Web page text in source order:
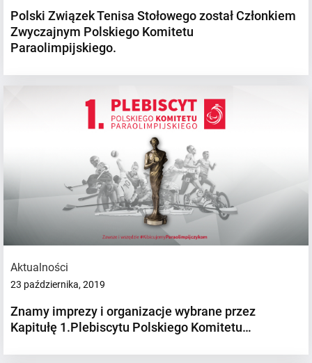
Polski Związek Tenisa Stołowego został Członkiem
Zwyczajnym Polskiego Komitetu
Paraolimpijskiego.
Aktualności
23 października, 2019
Znamy imprezy i organizacje wybrane przez
Kapitułę 1.Plebiscytu Polskiego Komitetu…